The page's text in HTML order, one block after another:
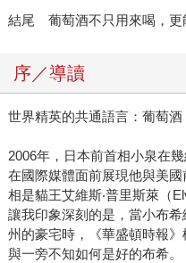
結尾 葡萄酒不只用來喝，更
序／導讀
世界精英的共通語言：葡萄酒
2006年，日本前首相小泉在
在國際媒體面前展現他與美
相是貓王艾維斯‧普里斯萊（
讓我印象深刻的是，當小布
州的豪宅時，《華盛頓時報
與一旁不知如何是好的布希。